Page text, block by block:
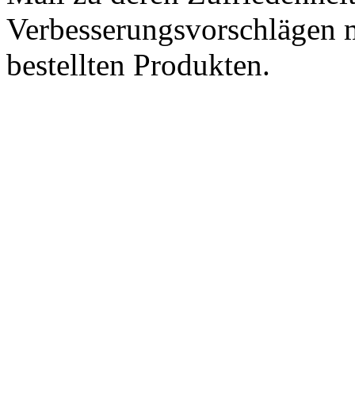
bestellten Produkten.